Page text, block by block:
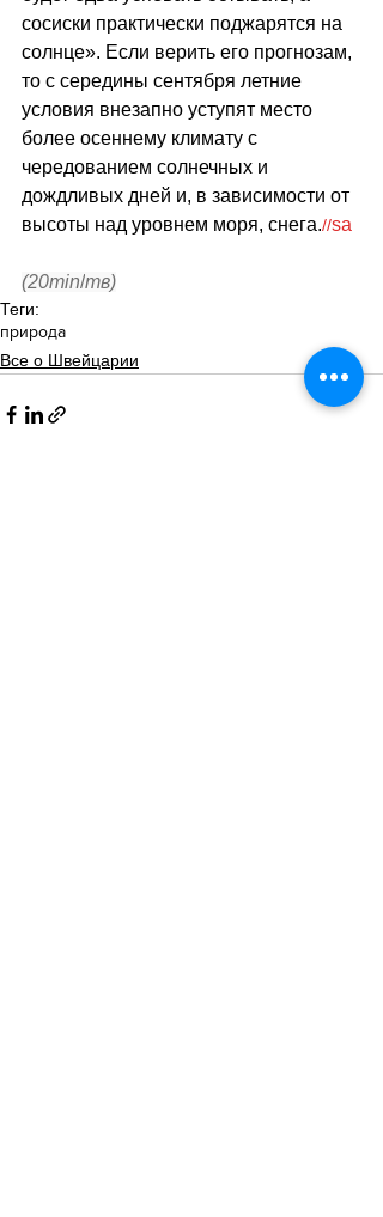
сосиски практически поджарятся на
солнце». Если верить его прогнозам,
то с середины сентября летние
условия внезапно уступят место
более осеннему климату с
чередованием солнечных и
дождливых дней и, в зависимости от
высоты над уровнем моря, снега.//sa
(20min/тв)
Теги:
природа
Все о Швейцарии